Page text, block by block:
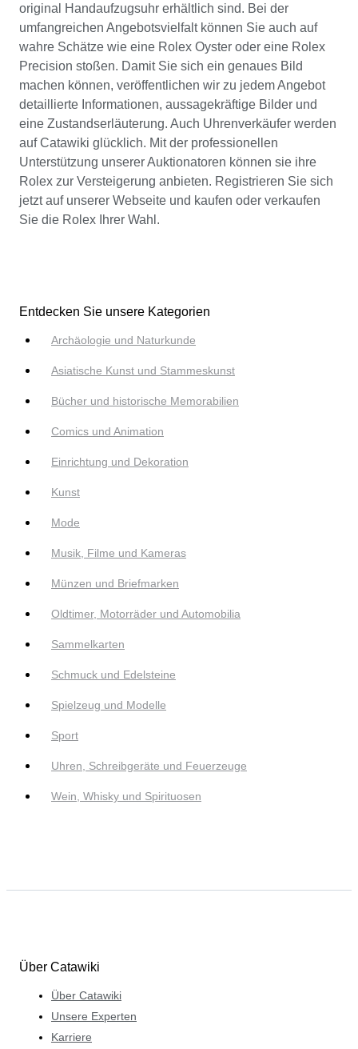
original Handaufzugsuhr erhältlich sind. Bei der
umfangreichen Angebotsvielfalt können Sie auch auf
wahre Schätze wie eine Rolex Oyster oder eine Rolex
Precision stoßen. Damit Sie sich ein genaues Bild
machen können, veröffentlichen wir zu jedem Angebot
detaillierte Informationen, aussagekräftige Bilder und
eine Zustandserläuterung. Auch Uhrenverkäufer werden
auf Catawiki glücklich. Mit der professionellen
Unterstützung unserer Auktionatoren können sie ihre
Rolex zur Versteigerung anbieten. Registrieren Sie sich
jetzt auf unserer Webseite und kaufen oder verkaufen
Sie die Rolex Ihrer Wahl.
Entdecken Sie unsere Kategorien
Archäologie und Naturkunde
Asiatische Kunst und Stammeskunst
Bücher und historische Memorabilien
Comics und Animation
Einrichtung und Dekoration
Kunst
Mode
Musik, Filme und Kameras
Münzen und Briefmarken
Oldtimer, Motorräder und Automobilia
Sammelkarten
Schmuck und Edelsteine
Spielzeug und Modelle
Sport
Uhren, Schreibgeräte und Feuerzeuge
Wein, Whisky und Spirituosen
Über Catawiki
Über Catawiki
Unsere Experten
Karriere